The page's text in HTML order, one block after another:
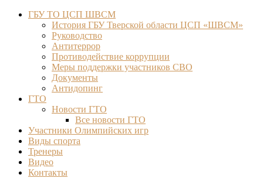
ГБУ ТО ЦСП ШВСМ
История ГБУ Тверской области ЦСП «ШВСМ»
Руководство
Антитеррор
Противодействие коррупции
Меры поддержки участников СВО
Документы
Антидопинг
ГТО
Новости ГТО
Все новости ГТО
Участники Олимпийских игр
Виды спорта
Тренеры
Видео
Контакты